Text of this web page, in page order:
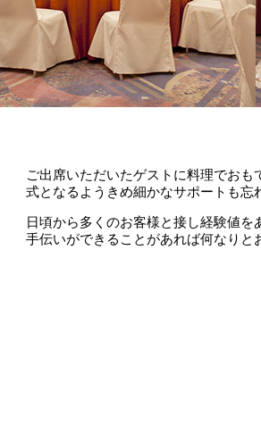
ご出席いただいたゲストに料理でお
式となるようきめ細かなサポートも忘
日頃から多くのお客様と接し経験値
手伝いができることがあれば何なりと